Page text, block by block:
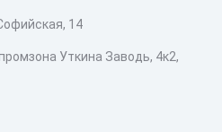
14
Уткина Заводь, 4к2,